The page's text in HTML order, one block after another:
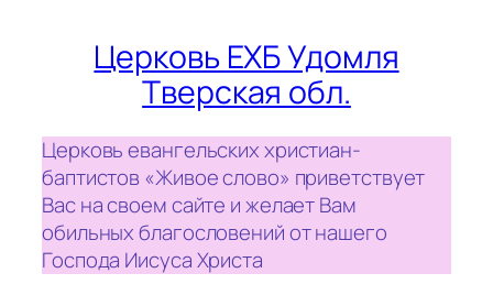
Церковь ЕХБ Удомля
Тверская обл.
Церковь евангельских христиан-
баптистов «Живое слово» приветствует
Вас на своем сайте и желает Вам
обильных благословений от нашего
Господа Иисуса Христа